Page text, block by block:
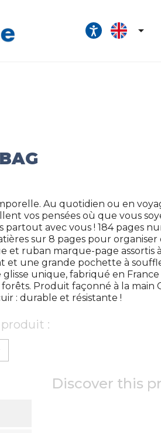

Au quotidien ou en
vos pensées où que vous
avec vous ! 184 pages
sur 8 pages pour
et ruban marque-page assortis
et une grande pochette à
unique, fabriqué en
Produit façonné à la main
: durable et résistante !
:
Discover this